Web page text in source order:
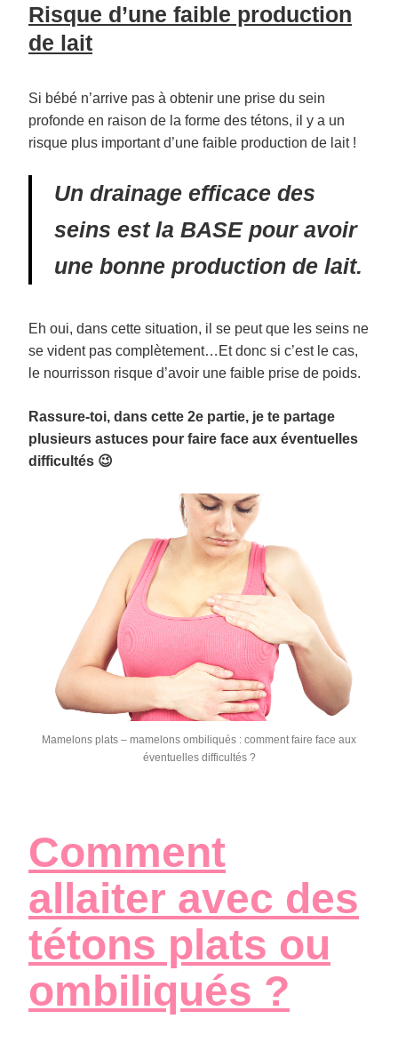
Risque d’une faible production
de lait
Si bébé n’arrive pas à obtenir une prise du sein
profonde en raison de la forme des tétons, il y a un
risque plus important d’une faible production de lait !
Un drainage efficace des
seins est la BASE pour avoir
une bonne production de lait.
Eh oui, dans cette situation, il se peut que les seins ne
se vident pas complètement…Et donc si c’est le cas,
le nourrisson risque d’avoir une faible prise de poids.
Rassure-toi, dans cette 2e partie, je te partage
plusieurs astuces pour faire face aux éventuelles
difficultés 😉
Mamelons plats – mamelons ombiliqués : comment faire face aux
éventuelles difficultés ?
Comment
allaiter avec des
tétons plats ou
ombiliqués ?